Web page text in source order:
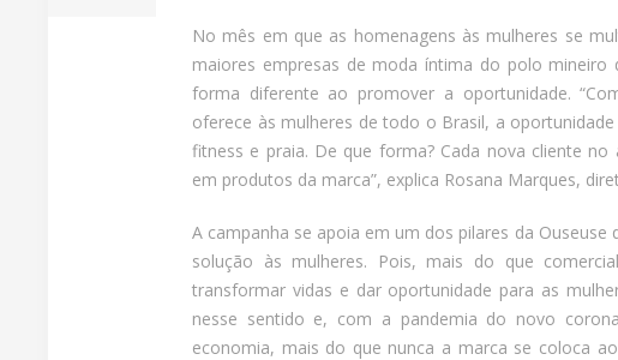
No mês em que as homenagens às mulheres se
maiores empresas de moda íntima do polo mineiro
forma diferente ao promover a oportunidade.
oferece às mulheres de todo o Brasil, a
fitness e praia. De que forma? Cada nova cliente
em produtos da marca”, explica Rosana Marques,
A campanha se apoia em um dos pilares da
solução às mulheres. Pois, mais do que
transformar vidas e dar oportunidade para as
nesse sentido e, com a pandemia do novo
economia, mais do que nunca a marca se coloca